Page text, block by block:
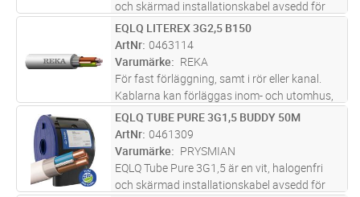
och skärmad installationskabel avsedd för
fast förläggning i både inom- och
utomhusmiljöer. Kabeln är uppbyggd med
entrådiga ledare, aluminiumband och
förte...läs mer
M Lägg i kundvagn
EQLQ LITEREX 3G2,5 B150
ArtNr 0463114
Varumärke
REKA
För fast förläggning, samt i rör eller kanal.
Kablarna kan förläggas inom- och utomhus,
dock ej i vatten. Vid förläggning i mark ska
kabeln förses med extra skydd mot
mekaniska påkänningar. Al-skärm
M Lägg i kundvagn
EQLQ TUBE PURE 3G1,5 BUDDY 50M
ArtNr 0461309
Varumärke
PRYSMIAN
EQLQ Tube Pure 3G1,5 är en vit, halogenfri
och skärmad installationskabel avsedd för